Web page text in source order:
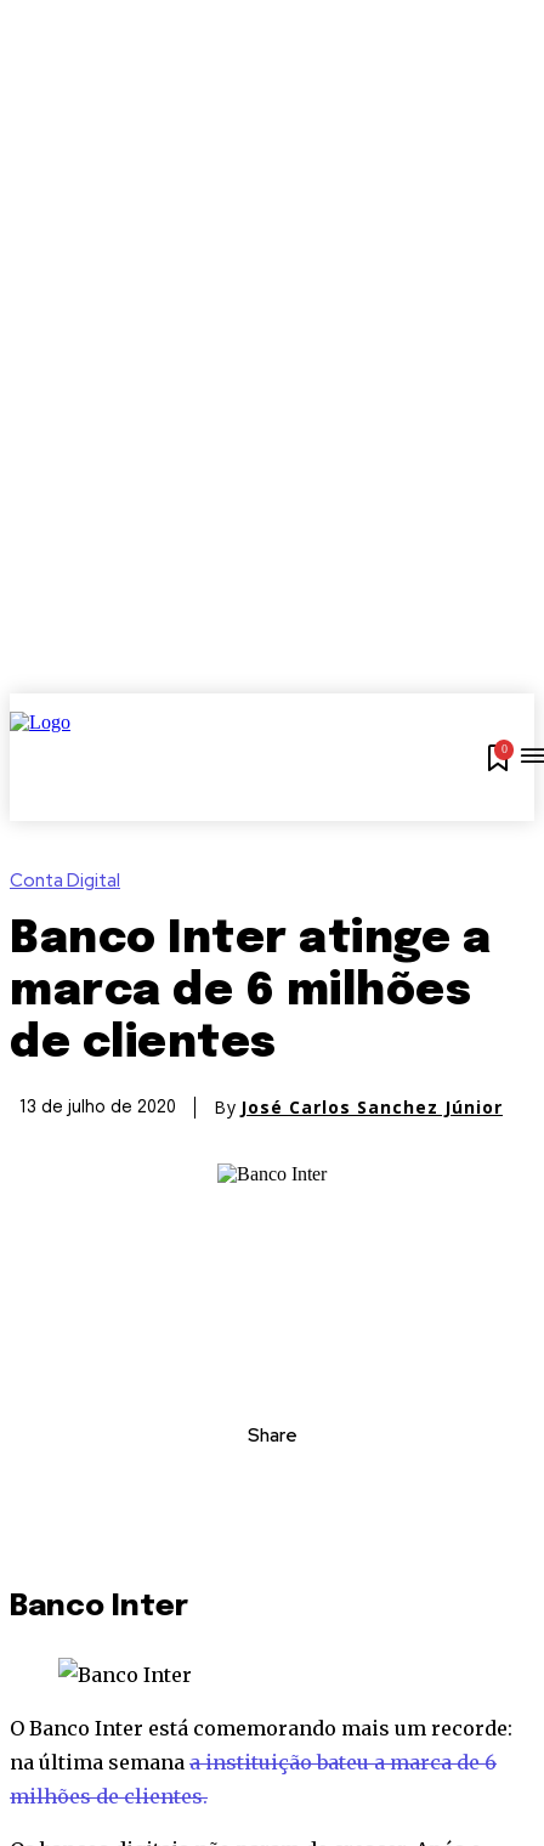
0
Conta Digital
Banco Inter atinge a
marca de 6 milhões
de clientes
13 de julho de 2020 By José Carlos Sanchez Júnior
Share
Banco Inter
O Banco Inter está comemorando mais um recorde:
na última semana a instituição bateu a marca de 6
milhões de clientes.